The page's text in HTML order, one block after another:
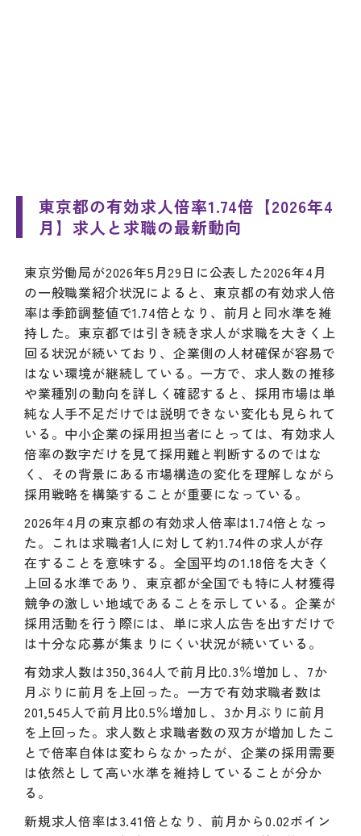
東京都の有効求人倍率1.74倍【2026年4
月】求人と求職の最新動向
東京労働局が2026年5月29日に公表した2026年4月
の一般職業紹介状況によると、東京都の有効求人倍
率は季節調整値で1.74倍となり、前月と同水準を維
持した。東京都では引き続き求人が求職を大きく上
回る状況が続いており、企業側の人材確保が容易で
はない環境が継続している。一方で、求人数の推移
や業種別の動向を詳しく確認すると、採用市場は単
純な人手不足だけでは説明できない変化も見られて
いる。中小企業の採用担当者にとっては、有効求人
倍率の数字だけを見て採用難と判断するのではな
く、その背景にある市場構造の変化を理解しながら
採用戦略を構築することが重要になっている。
2026年4月の東京都の有効求人倍率は1.74倍となっ
た。これは求職者1人に対して約1.74件の求人が存
在することを意味する。全国平均の1.18倍を大きく
上回る水準であり、東京都が全国でも特に人材獲得
競争の激しい地域であることを示している。企業が
採用活動を行う際には、単に求人広告を出すだけで
は十分な応募が集まりにくい状況が続いている。
有効求人数は350,364人で前月比0.3％増加し、7か
月ぶりに前月を上回った。一方で有効求職者数は
201,545人で前月比0.5％増加し、3か月ぶりに前月
を上回った。求人数と求職者数の双方が増加したこ
とで倍率自体は変わらなかったが、企業の採用需要
は依然として高い水準を維持していることが分か
る。
新規求人倍率は3.41倍となり、前月から0.02ポイン